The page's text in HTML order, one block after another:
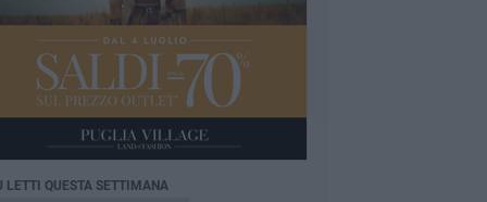
LETTI QUESTA SETTIMANA